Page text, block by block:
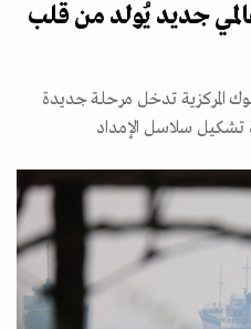
جديد يُولد من قلب
المركزية تدخل مرحلة جديدة
تشكيل سلاسل الإمداد